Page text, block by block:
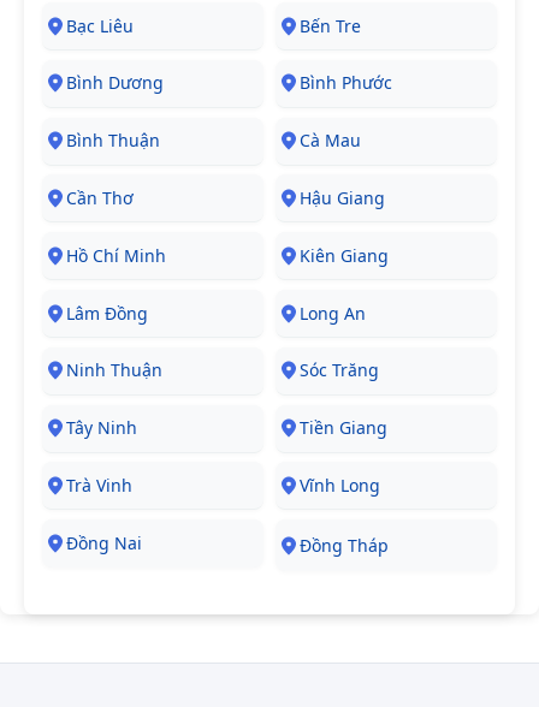
Bạc Liêu Bến Tre
Bình Dương Bình Phước
Bình Thuận Cà Mau
Cần Thơ Hậu Giang
Hồ Chí Minh Kiên Giang
Lâm Đồng Long An
Ninh Thuận Sóc Trăng
Tây Ninh Tiền Giang
Trà Vinh Vĩnh Long
Đồng Nai Đồng Tháp